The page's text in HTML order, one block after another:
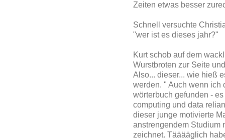
Zeiten etwas besser
Schnell versuchte
"wer ist es dieses jahr?"
Kurt schob auf dem
Wurstbroten zur Seite
Also... dieser... wie hieß
werden. " Auch wenn ich
wörterbuch gefunden -
computing und data
dieser junge motivierte
anstrengendem Studium
zeichnet. Tääääglich